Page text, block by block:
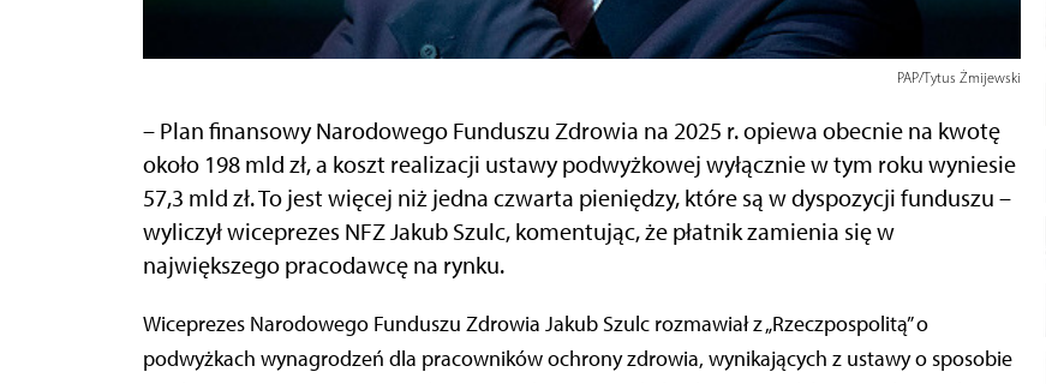
PAP/Tytus Żmijewski
– Plan finansowy Narodowego Funduszu Zdrowia na 2025 r. opiewa obecnie na kwotę
około 198 mld zł, a koszt realizacji ustawy podwyżkowej wyłącznie w tym roku wyniesie
57,3 mld zł. To jest więcej niż jedna czwarta pieniędzy, które są w dyspozycji funduszu –
wyliczył wiceprezes NFZ Jakub Szulc, komentując, że płatnik zamienia się w
największego pracodawcę na rynku.
Wiceprezes Narodowego Funduszu Zdrowia Jakub Szulc rozmawiał z „Rzeczpospolitą” o
podwyżkach wynagrodzeń dla pracowników ochrony zdrowia, wynikających z ustawy o sposobie